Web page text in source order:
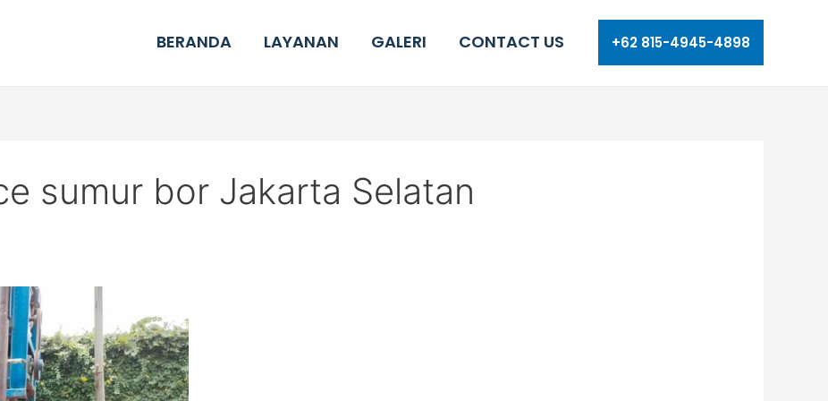
BERANDA LAYANAN GALERI CONTACT US +62 815-4945-4898
sumur bor Jakarta Selatan